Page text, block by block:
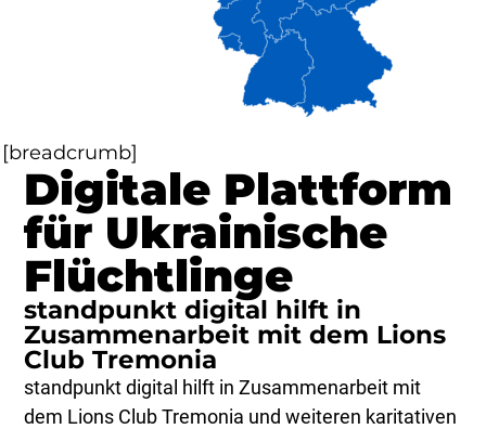
[breadcrumb]
Digitale Plattform
für Ukrainische
Flüchtlinge
standpunkt digital hilft in
Zusammenarbeit mit dem Lions
Club Tremonia
standpunkt digital hilft in Zusammenarbeit mit
dem Lions Club Tremonia und weiteren karitativen